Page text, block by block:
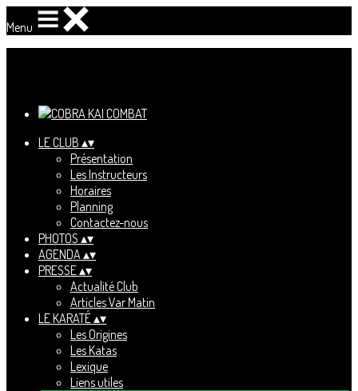
Menu
LE CLUB ▴▾
Présentation
Les Instructeurs
Horaires
Planning
Contactez-nous
PHOTOS ▴▾
AGENDA▴▾
PRESSE▴▾
Actualité Club
Articles Var Matin
LE KARATÉ▴▾
Les Origines
Les Katas
Lexique
Liens utiles